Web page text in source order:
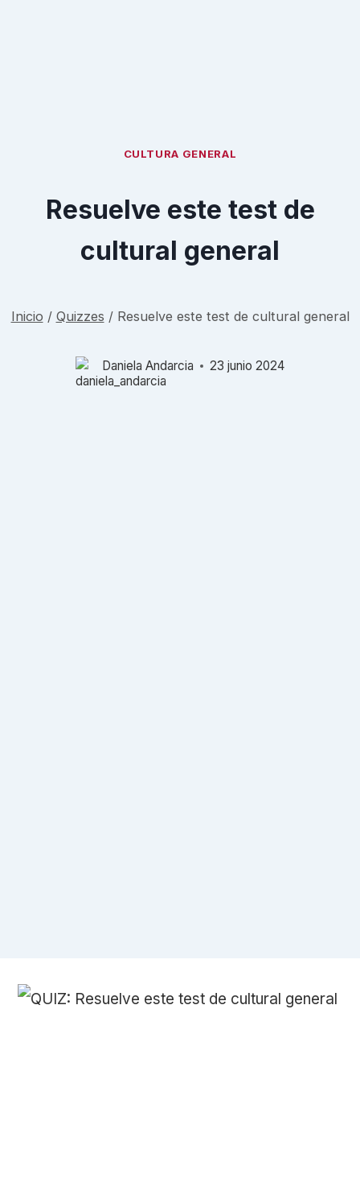
CULTURA GENERAL
Resuelve este test de
cultural general
Inicio / Quizzes / Resuelve este test de cultural general
Daniela Andarcia 23 junio 2024